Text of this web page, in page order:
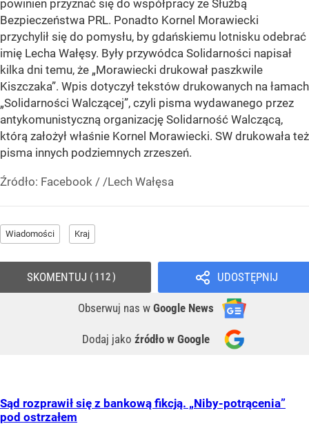
powinien przyznać się do współpracy ze Służbą
Bezpieczeństwa PRL. Ponadto Kornel Morawiecki
przychylił się do pomysłu, by gdańskiemu lotnisku odebrać
imię Lecha Wałęsy. Były przywódca Solidarności napisał
kilka dni temu, że „Morawiecki drukował paszkwile
Kiszczaka”. Wpis dotyczył tekstów drukowanych na łamach
„Solidarności Walczącej”, czyli pisma wydawanego przez
antykomunistyczną organizację Solidarność Walczącą,
którą założył właśnie Kornel Morawiecki. SW drukowała też
pisma innych podziemnych zrzeszeń.
Źródło: Facebook / /Lech Wałęsa
Wiadomości Kraj
UDOSTĘPNIJ
Obserwuj nas w Google News
Dodaj jako źródło w Google
SKOMENTUJ 112
Sąd rozprawił się z bankową fikcją. „Niby-potrącenia”
pod ostrzałem